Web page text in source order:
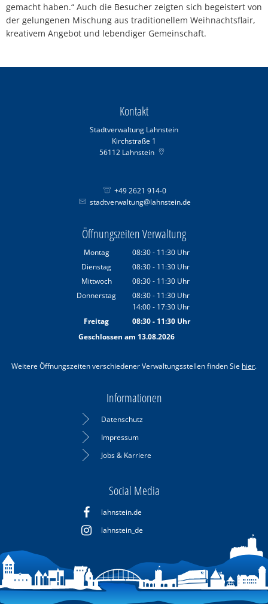
gemacht haben.“ Auch die Besucher zeigten sich begeistert von
der gelungenen Mischung aus traditionellem Weihnachtsflair,
kreativem Angebot und lebendiger Gemeinschaft.
Kontakt
Stadtverwaltung Lahnstein
Kirchstraße 1
56112 Lahnstein
+49 2621 914-0
stadtverwaltung@lahnstein.de
Öffnungszeiten Verwaltung
Montag 08:30- 11:30 Uhr
Von 08:30 bis 11:30 Uhr
Dienstag 08:30- 11:30 Uhr
Von 08:30 bis 11:30 Uhr
Mittwoch 08:30- 11:30 Uhr
Von 08:30 bis 11:30 Uhr
Donnerstag 08:30- 11:30 Uhr
Von 08:30 bis 11:30 Uhr
14:00- 17:30 Uhr
Von 14:00 bis 17:30 Uhr
Freitag 08:30- 11:30Uhr
Von 08:30 bis 11:30 Uhr
Geschlossen am 13.08.2026
Weitere Öffnungszeiten verschiedener Verwaltungsstellen finden Sie hier.
Informationen
Datenschutz
Impressum
Jobs & Karriere
Social Media
lahnstein.de
lahnstein_de